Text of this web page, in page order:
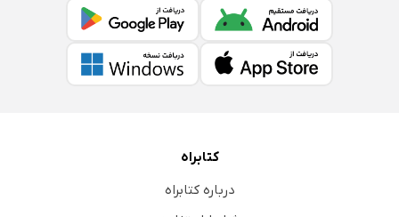
کتابراه
درباره کتابراه